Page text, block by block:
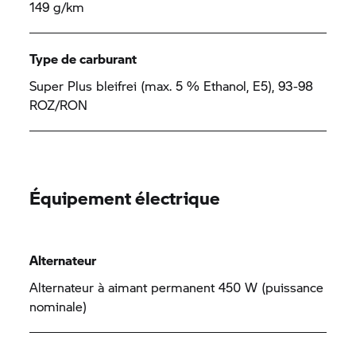
149 g/km
Type de carburant
Super Plus bleifrei (max. 5 % Ethanol, E5), 93-98
ROZ/RON
Équipement électrique
Alternateur
Alternateur à aimant permanent 450 W (puissance
nominale)